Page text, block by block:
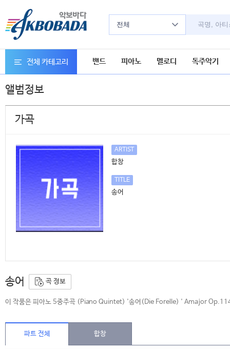
전체
전체 카테고리 밴드 피아노 멜로디 독주악기
앨범정보
가곡
ARTIST
합창
TITLE
송어
송어 곡 정보
이 작품은 피아노 5중주곡 (Piano Quintet) '송어(Die Forelle) ' Amajor Op.114
파트 전체 합창